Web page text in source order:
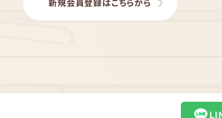
新規会員登録はこちらから